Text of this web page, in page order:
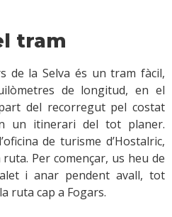
tram
de la Selva és un tram fàcil,
de longitud, en el
del recorregut pel costat
un itinerari del tot planer.
de turisme d’Hostalric,
Per començar, us heu de
i anar pendent avall, tot
ruta cap a Fogars.